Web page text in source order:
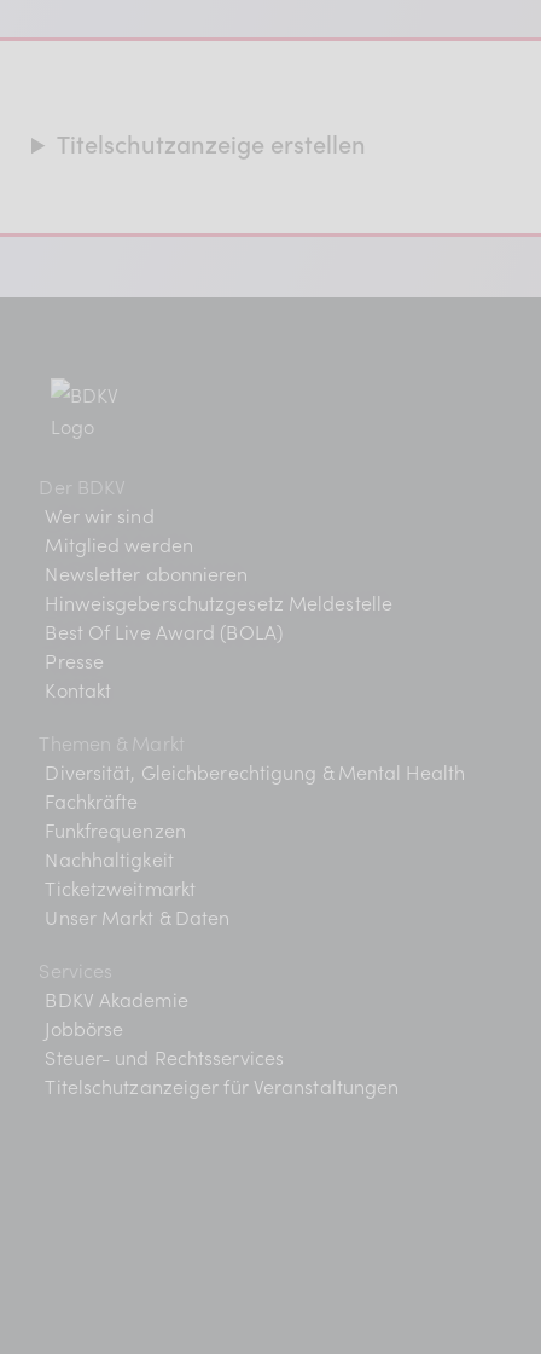
Titelschutzanzeige erstellen
Der BDKV
Wer wir sind
Mitglied werden
Newsletter abonnieren
Hinweisgeberschutzgesetz Meldestelle
Best Of Live Award (BOLA)
Presse
Kontakt
Themen & Markt
Diversität, Gleichberechtigung & Mental Health
Fachkräfte
Funkfrequenzen
Nachhaltigkeit
Ticketzweitmarkt
Unser Markt & Daten
Services
BDKV Akademie
Jobbörse
Steuer- und Rechtsservices
Titelschutzanzeiger für Veranstaltungen